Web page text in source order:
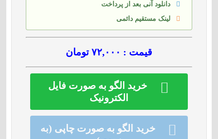
دانلود آنی بعد از پرداخت
لینک مستقیم دائمی
قیمت : ۷۲,۰۰۰ تومان
خرید الگو به صورت فایل
الکترونیک
خرید الگو به صورت چاپی (به